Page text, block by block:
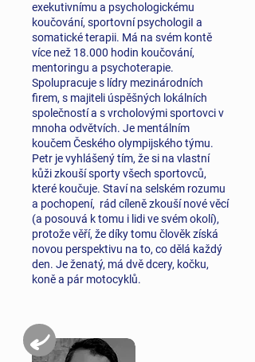
exekutivnímu a psychologickému
koučování, sportovní psychologiI a
somatické terapii. Má na svém kontě
více než 18.000 hodin koučování,
mentoringu a psychoterapie.
Spolupracuje s lídry mezinárodních
firem, s majiteli úspěšných lokálních
společností a s vrcholovými sportovci v
mnoha odvětvích. Je mentálním
koučem Českého olympijského týmu.
Petr je vyhlášený tím, že si na vlastní
kůži zkouší sporty všech sportovců,
které koučuje. Staví na selském rozumu
a pochopení, rád cíleně zkouší nové věcí
(a posouvá k tomu i lidi ve svém okolí),
protože věří, že díky tomu člověk získá
novou perspektivu na to, co dělá každý
den. Je ženatý, má dvě dcery, kočku,
koně a pár motocyklů.